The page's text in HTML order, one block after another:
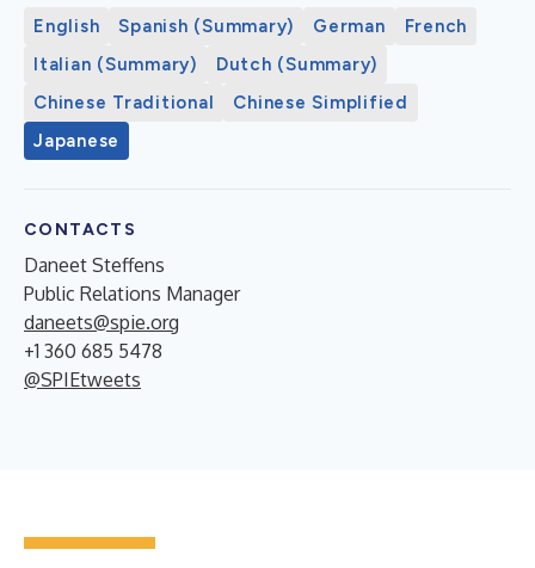
English Spanish (Summary) German
French
Italian (Summary)
Dutch (Summary)
Chinese Traditional
Chinese Simplified
Japanese
CONTACTS
Daneet Steffens
Public Relations Manager
daneets@spie.org
+1 360 685 5478
@SPIEtweets